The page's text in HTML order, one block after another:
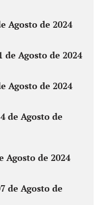
Agosto de 2024
Agosto de 2024
Agosto de 2024
de Agosto de
Agosto de 2024
de Agosto de